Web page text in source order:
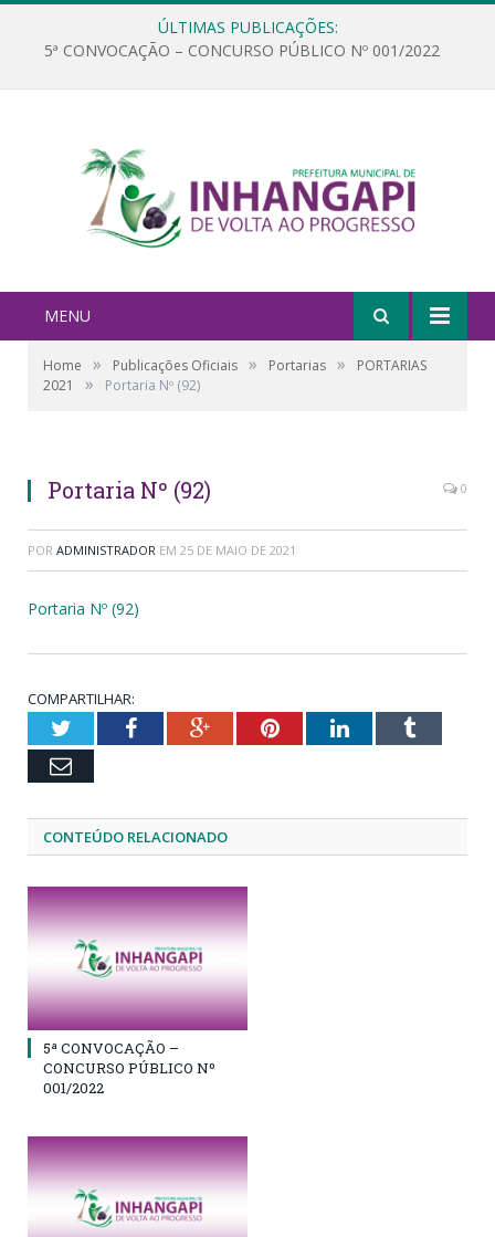
ÚLTIMAS PUBLICAÇÕES:
5ª CONVOCAÇÃO – CONCURSO PÚBLICO Nº 001/2022
MENU
Home » Publicações Oficiais » Portarias »
PORTARIAS
2021
» Portaria Nº (92)
Portaria Nº (92) 0
POR ADMINISTRADOR EM 25 DE MAIO DE 2021
Portaria Nº (92)
COMPARTILHAR:
TwitterFacebookGoogle+PinterestLinkedInTumblr
Email
CONTEÚDO RELACIONADO
5ª CONVOCAÇÃO –
CONCURSO PÚBLICO Nº
001/2022